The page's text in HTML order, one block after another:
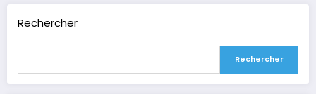
Rechercher
Rechercher